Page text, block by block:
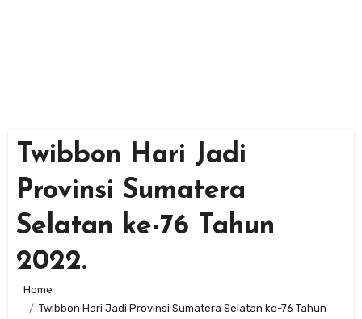
Twibbon Hari Jadi
Provinsi Sumatera
Selatan ke-76 Tahun
2022.
Home
Twibbon Hari Jadi Provinsi Sumatera Selatan ke-76 Tahun